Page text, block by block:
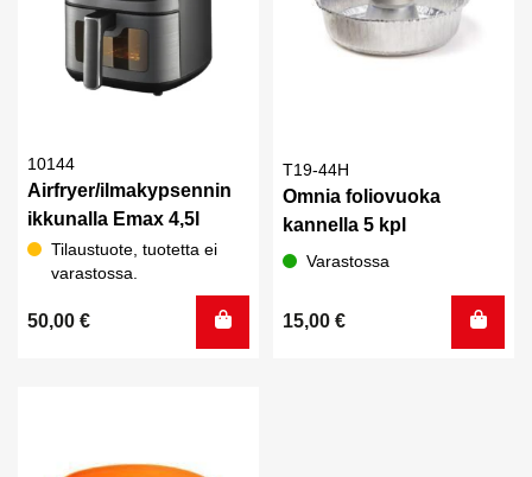
10144
Airfryer/ilmakypsennin
ikkunalla Emax 4,5l
Tilaustuote, tuotetta ei
varastossa.
50,00 €
T19-44H
Omnia foliovuoka
kannella 5 kpl
Varastossa
15,00 €